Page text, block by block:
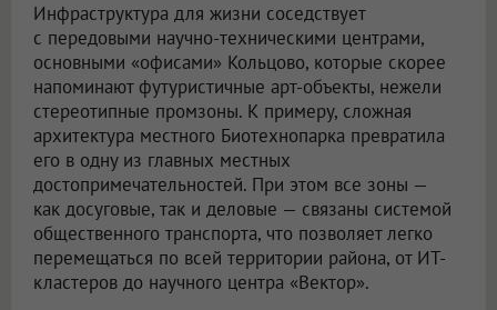
Инфраструктура для жизни соседствует
с передовыми научно-техническими центрами,
основными «офисами» Кольцово, которые скорее
напоминают футуристичные арт-объекты, нежели
стереотипные промзоны. К примеру, сложная
архитектура местного Биотехнопарка превратила
его в одну из главных местных
достопримечательностей. При этом все зоны —
как досуговые, так и деловые — связаны системой
общественного транспорта, что позволяет легко
перемещаться по всей территории района, от ИТ-
кластеров до научного центра «Вектор».